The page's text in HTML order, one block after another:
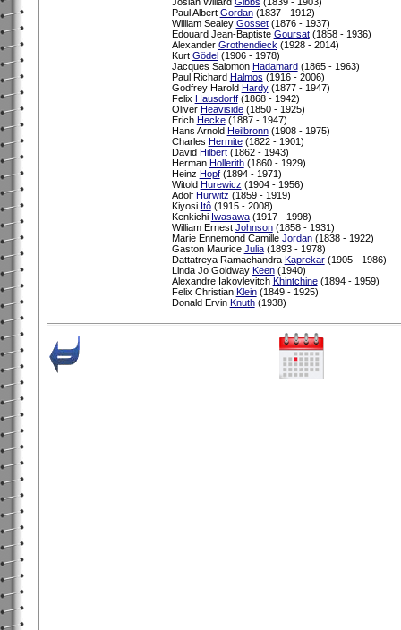
Paul Albert Gordan(1837 - 1912)
William Sealey Gosset(1876 - 1937)
Edouard Jean-Baptiste Goursat(1858 - 1936)
Alexander Grothendieck (1928 - 2014)
Kurt Gödel(1906 - 1978)
Jacques Salomon Hadamard(1865 - 1963)
Paul Richard Halmos (1916 - 2006)
Godfrey Harold Hardy(1877 - 1947)
Felix Hausdorff(1868 - 1942)
Oliver Heaviside(1850 - 1925)
Erich Hecke(1887 - 1947)
Hans Arnold Heilbronn(1908 - 1975)
Charles Hermite(1822 - 1901)
David Hilbert(1862 - 1943)
Herman Hollerith(1860 - 1929)
Heinz Hopf(1894 - 1971)
Witold Hurewicz (1904 - 1956)
Adolf Hurwitz (1859 - 1919)
Kiyosi Itô(1915 - 2008)
Kenkichi Iwasawa(1917 - 1998)
William Ernest Johnson(1858 - 1931)
Marie Ennemond Camille Jordan(1838 - 1922)
Gaston Maurice Julia(1893 - 1978)
Dattatreya Ramachandra Kaprekar(1905 - 1986)
Linda Jo Goldway Keen(1940)
Alexandre Iakovlevitch Khintchine(1894 - 1959)
Felix Christian Klein(1849 - 1925)
Donald Ervin Knuth(1938)